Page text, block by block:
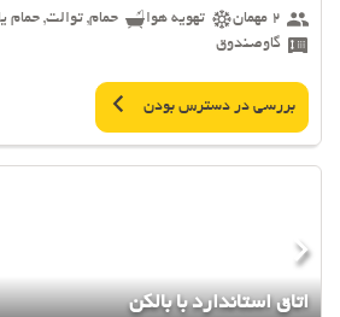
2 مهمان
تهویه هوا حمام, توالت, حمام
گاوصندوق
بررسی در دسترس بودن
اتاق استاندارد با بالکن